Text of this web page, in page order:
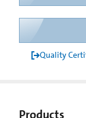
Quality
Products